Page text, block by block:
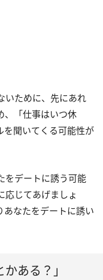
いために、先にあれ
、「仕事はいつ休
を聞いてくる可能性が
をデートに誘う可能
応じてあげましょ
あなたをデートに誘い
ある？」